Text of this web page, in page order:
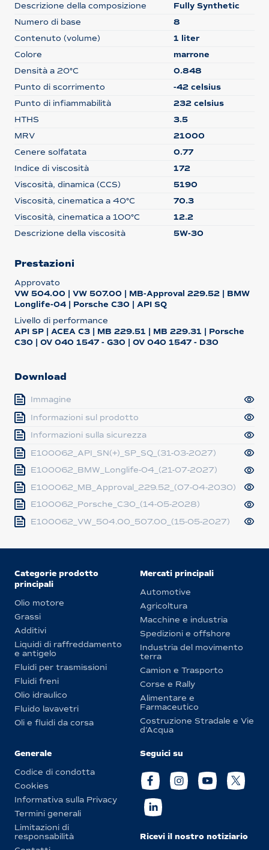
Descrizione della composizione
Fully Synthetic
Numero di base
8
Contenuto (volume)
1 liter
Colore
marrone
Densità a 20°C
0.848
Punto di scorrimento
-42 celsius
Punto di infiammabilità
232 celsius
HTHS
3.5
MRV
21000
Cenere solfatata
0.77
Indice di viscosità
172
Viscosità, dinamica (CCS)
5190
Viscosità, cinematica a 40°C
70.3
Viscosità, cinematica a 100°C
12.2
Descrizione della viscosità
5W-30
Prestazioni
Approvato
VW 504.00 | VW 507.00 | MB-Approval 229.52 | BMW
Longlife-04 | Porsche C30 | API SQ
Livello di performance
API SP | ACEA C3 | MB 229.51 | MB 229.31 | Porsche
C30 | OV 040 1547 - G30 | OV 040 1547 - D30
Download
Immagine
Informazioni sul prodotto
Informazioni sulla sicurezza
E100062_API_SN(+)_SP_SQ_(31-03-2027)
E100062_BMW_Longlife-04_(21-07-2027)
E100062_MB_Approval_229.52_(07-04-2030)
E100062_Porsche_C30_(14-05-2028)
E100062_VW_504.00_507.00_(15-05-2027)
Categorie prodotto
principali
Olio motore
Grassi
Additivi
Liquidi di raffreddamento
e antigelo
Fluidi per trasmissioni
Fluidi freni
Olio idraulico
Fluido lavavetri
Oli e fluidi da corsa
Mercati principali
Automotive
Agricoltura
Macchine e industria
Spedizioni e offshore
Industria del movimento
terra
Camion e Trasporto
Corse e Rally
Alimentare e
Farmaceutico
Costruzione Stradale e Vie
d’Acqua
Generale
Codice di condotta
Cookies
Informativa sulla Privacy
Termini generali
Limitazioni di
responsabilità
Seguici su
Ricevi il nostro notiziario